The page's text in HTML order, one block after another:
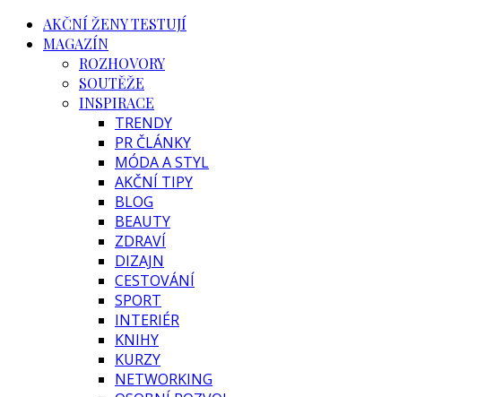
AKČNÍ ŽENY TESTUJÍ
MAGAZÍN
ROZHOVORY
SOUTĚŽE
INSPIRACE
TRENDY
PR ČLÁNKY
MÓDA A STYL
AKČNÍ TIPY
BLOG
BEAUTY
ZDRAVÍ
DIZAJN
CESTOVÁNÍ
SPORT
INTERIÉR
KNIHY
KURZY
NETWORKING